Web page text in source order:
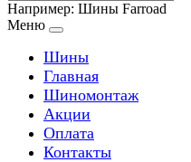
Например: Шины Farroad
Меню
Шины
Главная
Шиномонтаж
Акции
Оплата
Контакты